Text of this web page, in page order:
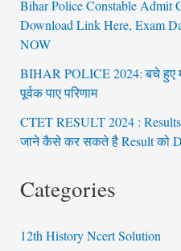
Bihar Police Constable Admit
Download Link Here, Exam
NOW
BIHAR POLICE 2024: बचे हुए
पूर्वक पाए परिणाम
CTET RESULT 2024 :
जाने कैसे कर सकते है Result को
Categories
12th History Ncert Solution